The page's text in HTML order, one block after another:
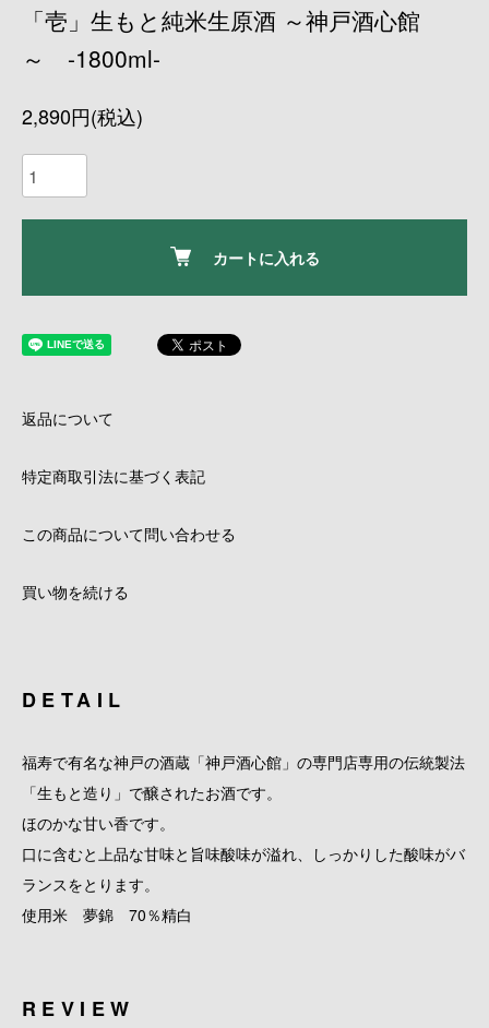
「壱」生もと純米生原酒 ～神戸酒心館
～ -1800ml-
2,890円(税込)
カートに入れる
返品について
特定商取引法に基づく表記
この商品について問い合わせる
買い物を続ける
DETAIL
福寿で有名な神戸の酒蔵「神戸酒心館」の専門店専用の伝統製法
「生もと造り」で醸されたお酒です。
ほのかな甘い香です。
口に含むと上品な甘味と旨味酸味が溢れ、しっかりした酸味がバ
ランスをとります。
使用米 夢錦 70％精白
REVIEW